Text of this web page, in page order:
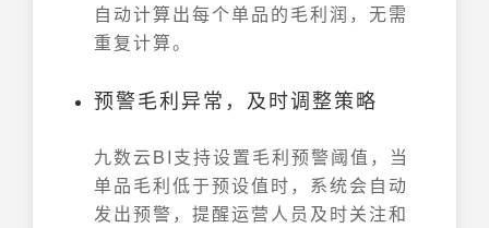
自动计算出每个单品的毛利润，无需
重复计算。
预警毛利异常，及时调整策略
九数云BI支持设置毛利预警阈值，当
单品毛利低于预设值时，系统会自动
发出预警，提醒运营人员及时关注和